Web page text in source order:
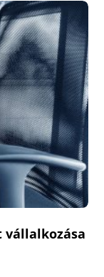
vállalkozása